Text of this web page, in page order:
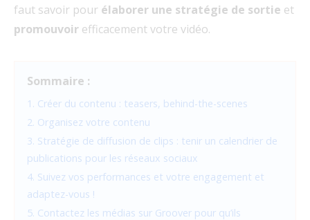
faut savoir pour élaborer une stratégie de sortie et
promouvoir efficacement votre vidéo.
Sommaire :
1. Créer du contenu : teasers, behind-the-scenes
2. Organisez votre contenu
3. Stratégie de diffusion de clips : tenir un calendrier de
publications pour les réseaux sociaux
4. Suivez vos performances et votre engagement et
adaptez-vous !
5. Contactez les médias sur Groover pour qu’ils